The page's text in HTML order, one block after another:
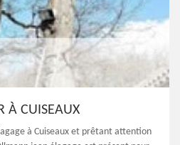
À CUISEAUX
à Cuiseaux et prêtant attention